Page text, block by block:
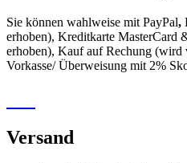
Sie können wahlweise mit PayPal,
erhoben), Kreditkarte MasterCard
erhoben), Kauf auf Rechung (wird
Vorkasse/ Überweisung mit 2%
Versand